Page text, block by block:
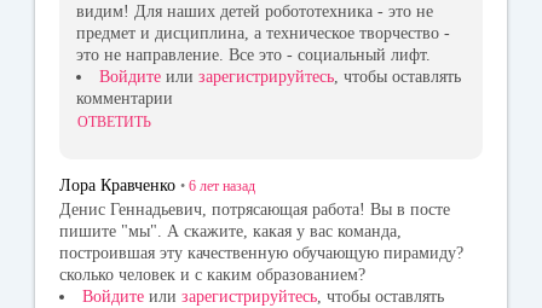
видим! Для наших детей робототехника - это не
предмет и дисциплина, а техническое творчество -
это не направление. Все это - социальный лифт.
Войдите или зарегистрируйтесь , чтобы оставлять
комментарии
ОТВЕТИТЬ
Лора Кравченко • 6 лет назад
Денис Геннадьевич, потрясающая работа! Вы в посте
пишите "мы". А скажите, какая у вас команда,
построившая эту качественную обучающую пирамиду?
сколько человек и с каким образованием?
Войдите или зарегистрируйтесь, чтобы оставлять